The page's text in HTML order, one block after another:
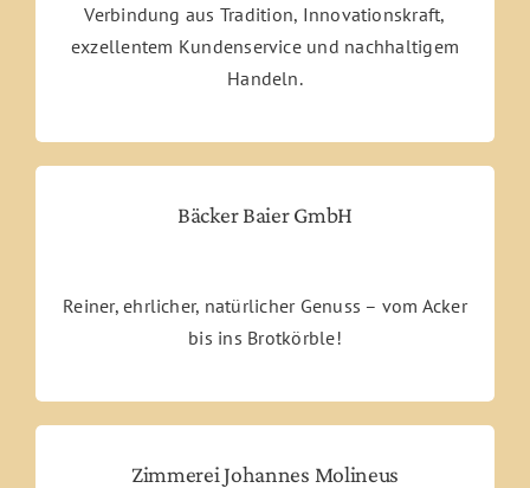
Verbindung aus Tradition, Innovationskraft,
exzellentem Kundenservice und nachhaltigem
Handeln.
Bäcker Baier GmbH
Reiner, ehrlicher, natürlicher Genuss – vom Acker
bis ins Brotkörble!
Zimmerei Johannes Molineus